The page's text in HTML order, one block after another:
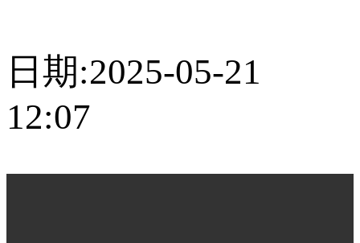
日期:2025-05-21
12:07